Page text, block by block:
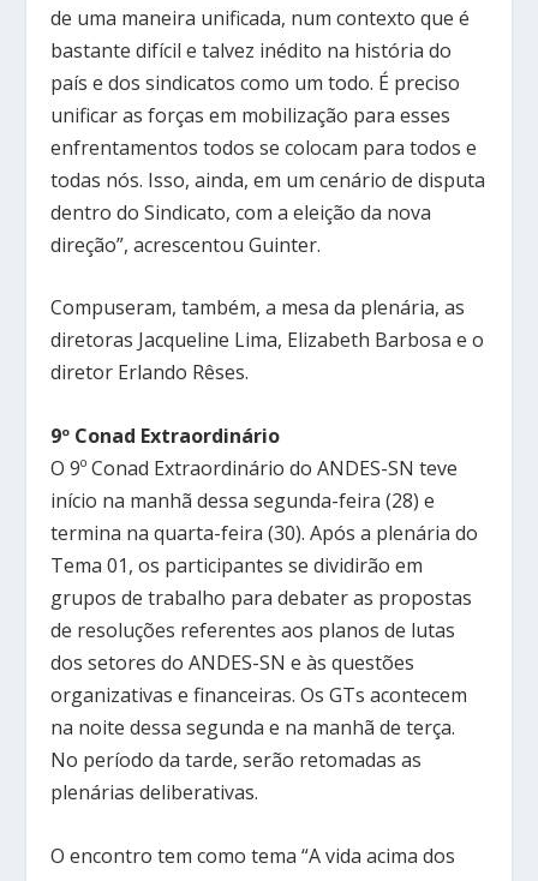
de uma maneira unificada, num contexto que é
bastante difícil e talvez inédito na história do
país e dos sindicatos como um todo. É preciso
unificar as forças em mobilização para esses
enfrentamentos todos se colocam para todos e
todas nós. Isso, ainda, em um cenário de disputa
dentro do Sindicato, com a eleição da nova
direção”, acrescentou Guinter.
Compuseram, também, a mesa da plenária, as
diretoras Jacqueline Lima, Elizabeth Barbosa e o
diretor Erlando Rêses.
9º Conad Extraordinário
O 9º Conad Extraordinário do ANDES-SN teve
início na manhã dessa segunda-feira (28) e
termina na quarta-feira (30). Após a plenária do
Tema 01, os participantes se dividirão em
grupos de trabalho para debater as propostas
de resoluções referentes aos planos de lutas
dos setores do ANDES-SN e às questões
organizativas e financeiras. Os GTs acontecem
na noite dessa segunda e na manhã de terça.
No período da tarde, serão retomadas as
plenárias deliberativas.
O encontro tem como tema “A vida acima dos